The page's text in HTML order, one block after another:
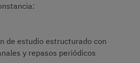
de estudio estructurado con
y repasos periódicos